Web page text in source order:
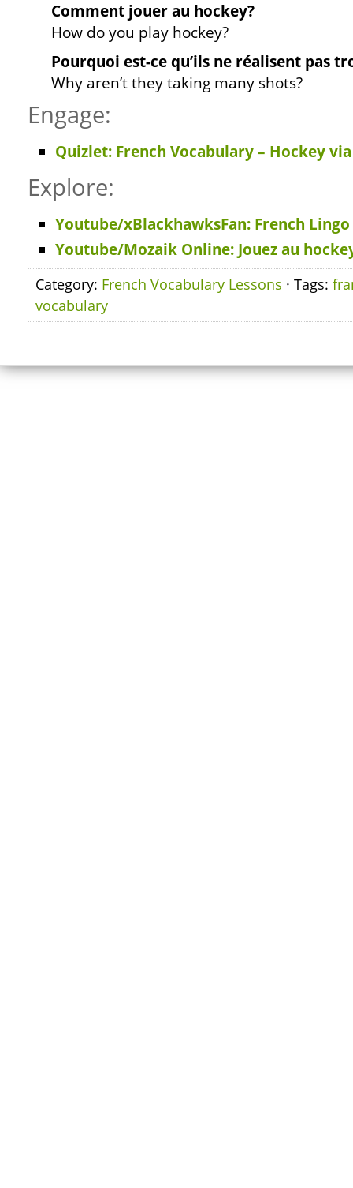
Comment jouer au hockey?
How do you play hockey?
Pourquoi est-ce qu’ils ne réalisent pas
Why aren’t they taking many shots?
Engage:
Quizlet: French Vocabulary – Hockey
Explore:
Youtube/xBlackhawksFan: French
Youtube/Mozaik Online: Jouez au
Category: French Vocabulary Lessons · Tags:
vocabulary